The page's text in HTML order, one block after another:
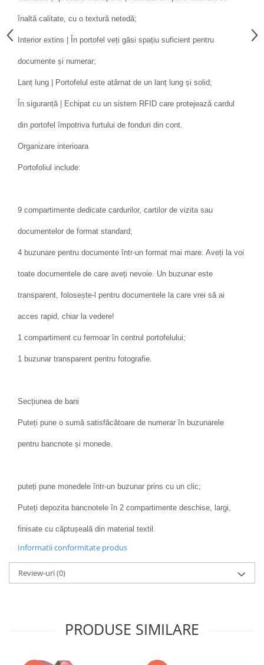
înaltă calitate, cu o textură netedă;
Interior extins | În portofel veți găsi spațiu suficient pentru
documente și numerar;
Lanț lung | Portofelul este atârnat de un lanț lung și solid;
În siguranță | Echipat cu un sistem RFID care protejează cardul
din portofel împotriva furtului de fonduri din cont.
Organizare interioara
Portofoliul include:
9 compartimente dedicate cardurilor, cartilor de vizita sau
documentelor de format standard;
4 buzunare pentru documente într-un format mai mare. Aveți la voi
toate documentele de care aveți nevoie. Un buzunar este
transparent, folosește-l pentru documentele la care vrei să ai
acces rapid, chiar la vedere!
1 compartiment cu fermoar în centrul portofelului;
1 buzunar transparent pentru fotografie.
Secțiunea de bani
Puteți pune o sumă satisfăcătoare de numerar în buzunarele
pentru bancnote și monede.
puteți pune monedele într-un buzunar prins cu un clic;
Puteți depozita bancnotele în 2 compartimente deschise, largi,
finisate cu căptușeală din material textil.
Informatii conformitate produs
Review-uri(0)
PRODUSE SIMILARE